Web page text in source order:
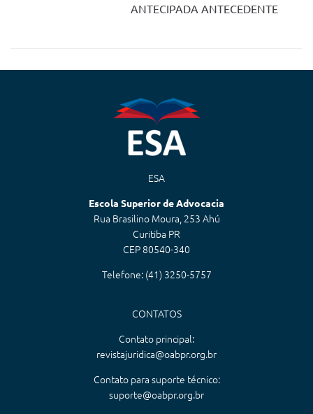
ANTECIPADA ANTECEDENTE
ESA
Escola Superior de Advocacia
Rua Brasilino Moura, 253 Ahú
Curitiba PR
CEP 80540-340
Telefone: (41) 3250-5757
CONTATOS
Contato principal:
revistajuridica@oabpr.org.br
Contato para suporte técnico:
suporte@oabpr.org.br